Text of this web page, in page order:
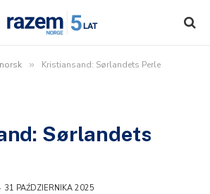
» Kristiansand: Sørlandets Perle
Sørlandets
31 PAŹDZIERNIKA 2025